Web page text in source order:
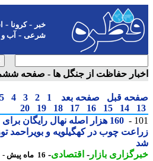
-کرونا-
شرعی-آب و هوا
حفاظت از جنگل ها - صفحه ششم
قبل صفحه بعد 1
2
3
4
5
6
14
15
16
17
18
19
20
160 هزار اصله نهال رایگان برای
چوب در کهگیلویه و بویراحمد توزیع
بازار- اقتصادی-
16 ماه پیش -